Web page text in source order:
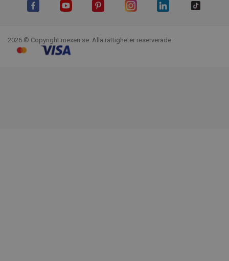
2026 © Copyright mexen.se. Alla rättigheter reserverade.